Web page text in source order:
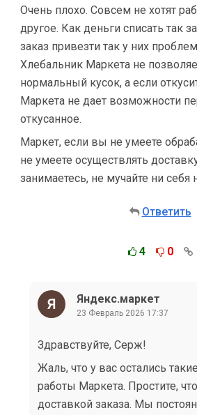
Очень плохо. Совсем не хотят
другое. Как деньги списать так
заказ привезти так у них
Хлебальник Маркета не
нормальный кусок, а если
Маркета не дает возможности
откусанное.
Маркет, если вы не умеете
не умеете осуществлять
занимаетесь, не мучайте ни
Ответить
4 0
Яндекс.маркет
23 Февраль 2026 17:37
Здравствуйте, Серж!
Жаль, что у вас остались
работы Маркета. Простите,
доставкой заказа. Мы